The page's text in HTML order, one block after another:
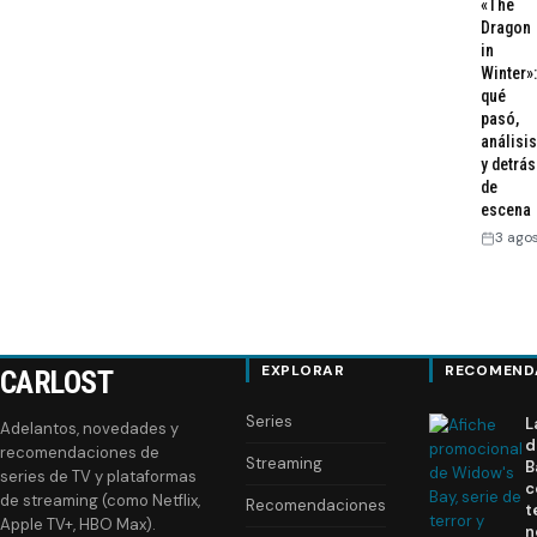
«The
Dragon
in
Winter»:
qué
pasó,
análisis
y detrás
de
escena
3
CARLOST
Adelantos, novedades y
recomendaciones de
series de TV y plataformas
de streaming (como Netflix,
Apple TV+, HBO Max).
EXPLORAR
Series
Streaming
Recomendaciones